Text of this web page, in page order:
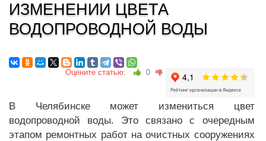
ИЗМЕНЕНИИ ЦВЕТА
ВОДОПРОВОДНОЙ ВОДЫ
Оцените статью: 0
В Челябинске может измениться цвет
водопроводной воды. Это связано с очередным
этапом ремонтных работ на очистных сооружениях